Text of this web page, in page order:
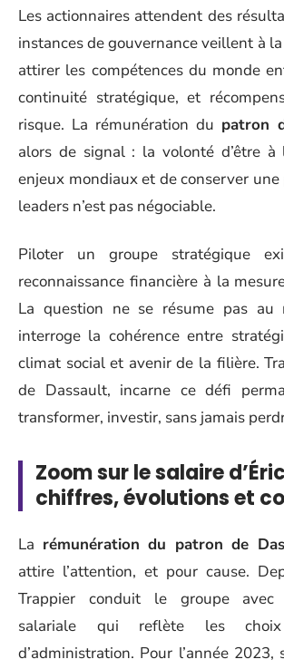
Les actionnaires attendent des
instances de gouvernance veillent à
attirer les compétences du monde
continuité stratégique, et
risque. La rémunération du patron
alors de signal : la volonté d’être à
enjeux mondiaux et de conserver
leaders n’est pas négociable.
Piloter un groupe stratégique
reconnaissance financière à la
La question ne se résume pas
interroge la cohérence entre
climat social et avenir de la filière.
de Dassault, incarne ce défi
transformer, investir, sans jamais
Zoom sur le salaire
chiffres, évolutions et
La rémunération du patron de
attire l’attention, et pour cause.
Trappier conduit le groupe
salariale qui reflète les
d’administration. Pour l’année 2023,